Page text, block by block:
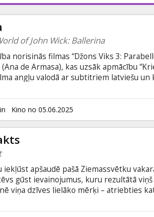
of John Wick: Ballerina
norisinās filmas “Džons Viks 3:
de Armasa), kas uzsāk apmācību
angļu valodā ar subtitriem latviešu un
Kino no 05.06.2025
iekļūst apšaudē pašā Ziemassvētku
gūst ievainojumus, kuru rezultātā viņš
viņa dzīves lielāko mērķi – atriebties
latviešu un krievu valodā.